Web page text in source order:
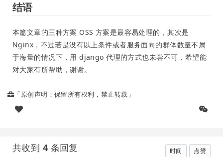
结语
本篇文章的三种方案 OSS 方案是最容易处理的，其次是
Nginx，不过若是没有以上条件或者服务面向的群体数量不属
于海量的情况下，用 django 代理的方式也未尝不可，希望能
对大家有所帮助，谢谢。
「原创声明：保留所有权利，禁止转载」
共收到 4 条回复 时间 点赞